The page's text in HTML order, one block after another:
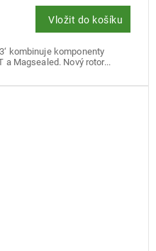
Vložit do košíku
kombinuje komponenty
a Magsealed. Nový rotor...